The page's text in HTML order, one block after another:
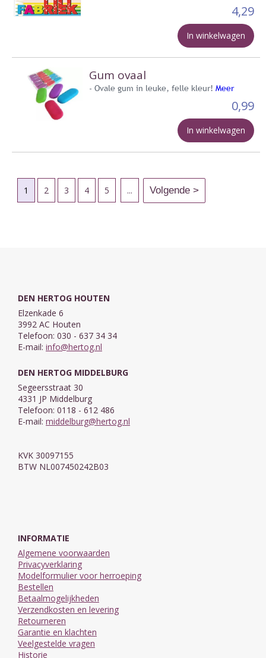
4,29
In winkelwagen
Gum ovaal
- Ovale gum in leuke, felle kleur! Meer
0,99
In winkelwagen
1 2 3 4 5 ...
DEN HERTOG HOUTEN
Elzenkade 6
3992 AC Houten
Telefoon: 030 - 637 34 34
E-mail: info@hertog.nl
DEN HERTOG MIDDELBURG
Segeersstraat 30
4331 JP Middelburg
Telefoon: 0118 - 612 486
E-mail: middelburg@hertog.nl
KVK 30097155
BTW NL007450242B03
INFORMATIE
Algemene voorwaarden
Privacyverklaring
Modelformulier voor herroeping
Bestellen
Betaalmogelijkheden
Verzendkosten en levering
Retourneren
Garantie en klachten
Veelgestelde vragen
Historie